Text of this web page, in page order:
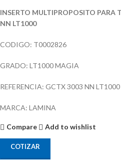
INSERTO MULTIPROPOSITO PARA
NN LT1000
CODIGO: T0002826
GRADO: LT1000 MAGIA
REFERENCIA: GCTX 3003 NN LT1000
MARCA: LAMINA
Compare Add to wishlist
COTIZAR